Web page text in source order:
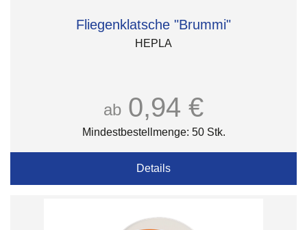
Fliegenklatsche "Brummi"
HEPLA
ab 0,94 €
Mindestbestellmenge: 50 Stk.
Details